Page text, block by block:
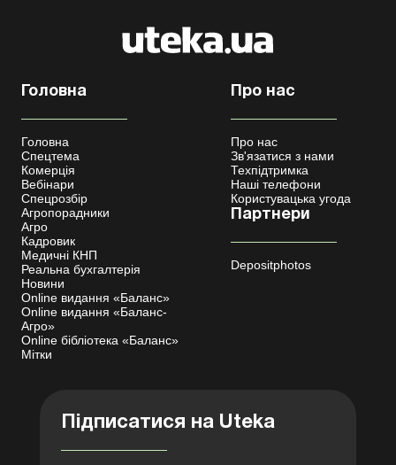
Головна
Головна
Спецтема
Комерція
Вебінари
Спецрозбір
Агропорадники
Агро
Кадровик
Медичні КНП
Реальна бухгалтерія
Новини
Online видання «Баланс»
Online видання «Баланс-
Агро»
Online бібліотека «Баланс»
Мітки
Про нас
Про нас
Зв'язатися з нами
Техпідтримка
Наші телефони
Користувацька угода
Партнери
Depositphotos
Підписатися на Uteka